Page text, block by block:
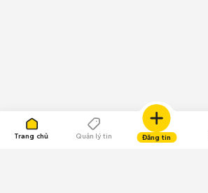
Trang chủ Quản lý tin Đăng tin